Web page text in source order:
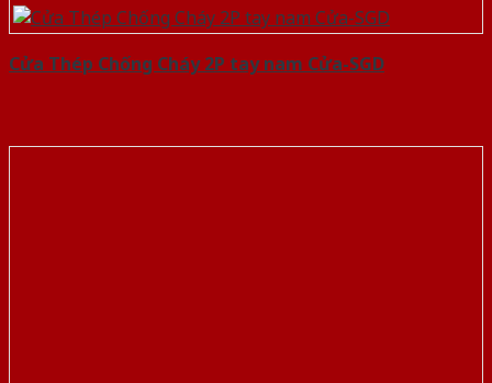
Cửa Thép Chống Cháy 2P tay nam Cửa-SGD